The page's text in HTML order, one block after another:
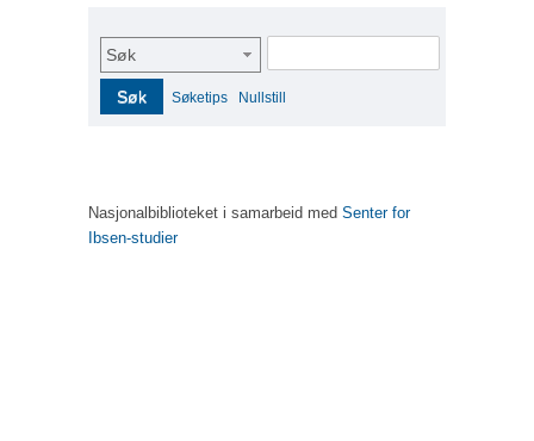
Søk
Søk Søketips Nullstill
Nasjonalbiblioteket i samarbeid med Senter for
Ibsen-studier